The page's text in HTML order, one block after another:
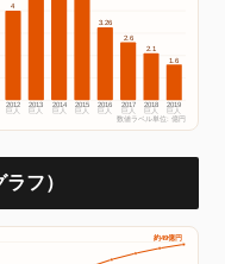
4
2012
巨人
2013
巨人
2014
巨人
2015
巨人
3.26
2016
巨人
2.6
2017
巨人
2.1
2018
巨人
1.6
2019
巨人
数値ラベル単位: 億円
フ）
約49億円